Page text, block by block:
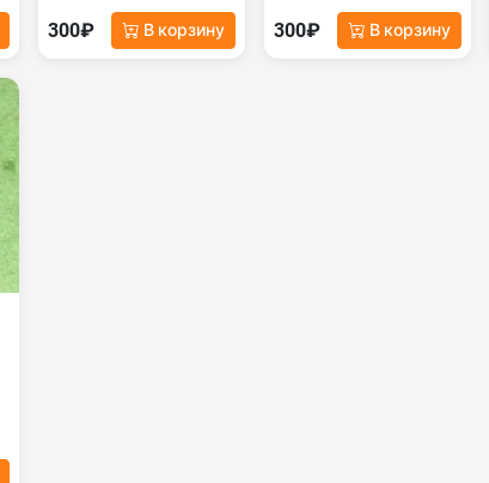
300₽ В корзину 300₽ В корзину